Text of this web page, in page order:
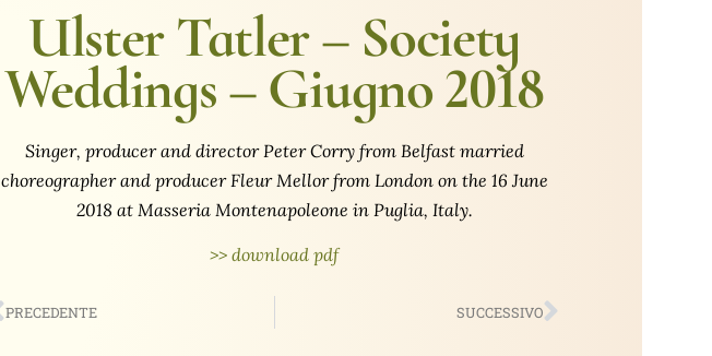
Ulster Tatler – Society
Weddings – Giugno 2018
Singer, producer and director Peter Corry from Belfast married
choreographer and producer Fleur Mellor from London on the 16 June
2018 at Masseria Montenapoleone in Puglia, Italy.
>> download pdf
PRECEDENTE SUCCESSIVO